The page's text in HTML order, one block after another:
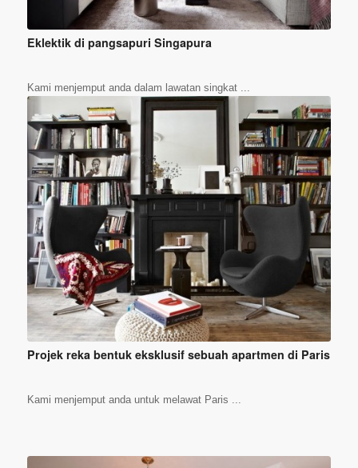
Eklektik di pangsapuri Singapura
Kami menjemput anda dalam lawatan singkat ...
Projek reka bentuk eksklusif sebuah apartmen di Paris
Kami menjemput anda untuk melawat Paris ...